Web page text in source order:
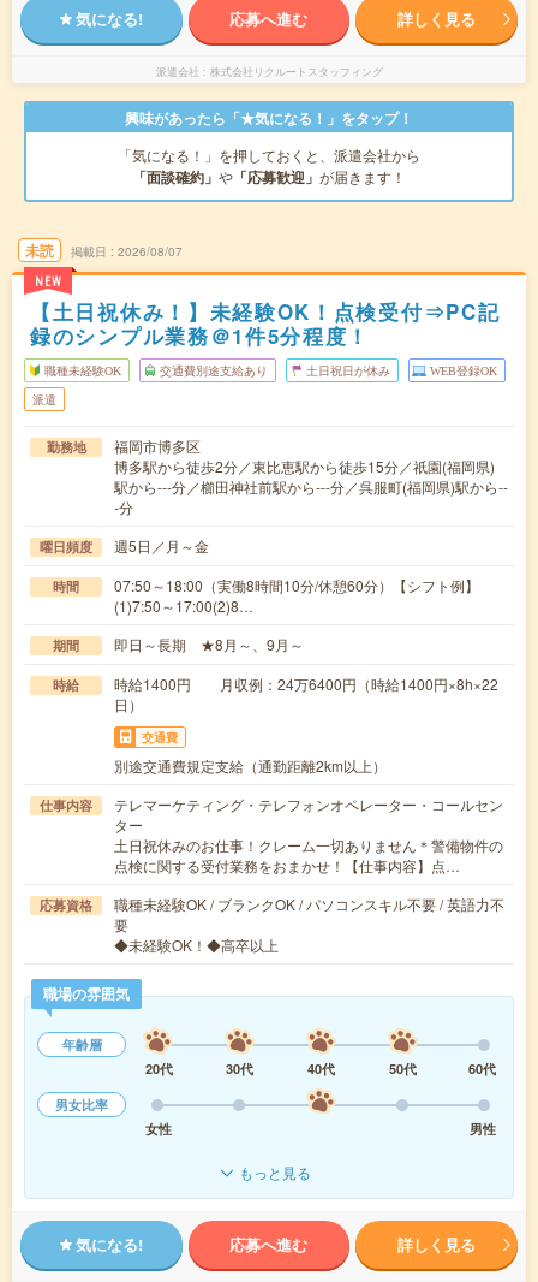
気になる! 応募へ進む 詳しく見る
派遣会社 株式会社リクルートスタッフィング
興味があったら「★気になる！」をタップ！
「気になる！」を押しておくと、派遣会社から
「面談確約」 や 「応募歓迎」 が届きます！
未読
NEW
掲載日 2026/08/07
【土日祝休み！】未経験OK！点検受付⇒PC記
録のシンプル業務＠1件5分程度！
職種未経験OK 交通費別途支給あり 土日祝日が休み WEB登録OK
派遣
勤務地
福岡市博多区
博多駅から徒歩2分／東比恵駅から徒歩15分／祇園(福岡県)
駅から---分／櫛田神社前駅から---分／呉服町(福岡県)駅から--
-分
曜日頻度 週5日／月～金
時間
07:50～18:00（実働8時間10分/休憩60分）【シフト例】
(1)7:50～17:00(2)8…
期間 即日～長期 ★8月～、9月～
時給
時給1400円 月収例：24万6400円（時給1400円×8h×22
日）
交通費
別途交通費規定支給（通勤距離2km以上）
仕事内容
テレマーケティング・テレフォンオペレーター・コールセン
ター
土日祝休みのお仕事！クレーム一切ありません＊警備物件の
点検に関する受付業務をおまかせ！【仕事内容】点…
応募資格
職種未経験OK / ブランクOK / パソコンスキル不要 / 英語力不
要
◆未経験OK！◆高卒以上
職場の雰囲気
年齢層
20代
30代 40代 50代
60代
男女比率
女性
男性
もっと見る
気になる! 応募へ進む 詳しく見る